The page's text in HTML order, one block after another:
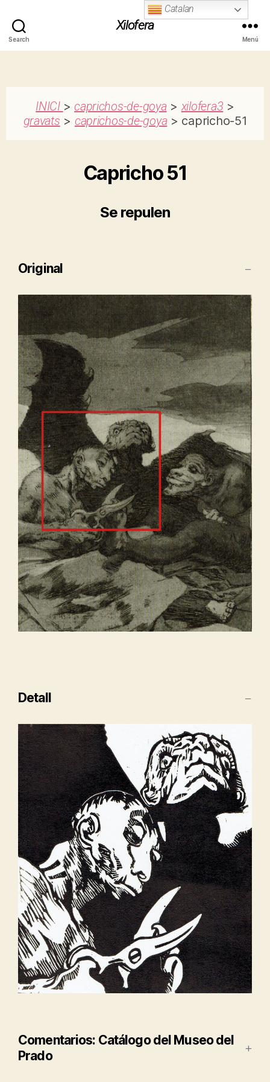
Search
Xilofera
Menú
INICI >caprichos-de-goya > xilofera3 >
gravats > caprichos-de-goya > capricho-51
Capricho 51
Se repulen
Original
Detall
Comentarios: Catálogo del Museo del
Prado
Catalan